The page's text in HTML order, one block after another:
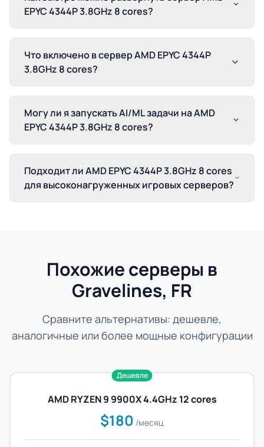
EPYC 4344P 3.8GHz 8 cores?
Что включено в сервер AMD EPYC 4344P
3.8GHz 8 cores?
Могу ли я запускать AI/ML задачи на AMD
EPYC 4344P 3.8GHz 8 cores?
Подходит ли AMD EPYC 4344P 3.8GHz 8 cores
для высоконагруженных игровых серверов?
Похожие серверы в
Gravelines, FR
Сравните альтернативы: дешевле,
аналогичные или более мощные конфигурации
Дешевле
AMD RYZEN 9 9900X 4.4GHz 12 cores
$180 /месяц